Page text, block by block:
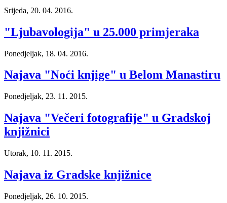
Srijeda, 20. 04. 2016.
"Ljubavologija" u 25.000 primjeraka
Ponedjeljak, 18. 04. 2016.
Najava "Noći knjige" u Belom Manastiru
Ponedjeljak, 23. 11. 2015.
Najava "Večeri fotografije" u Gradskoj
knjižnici
Utorak, 10. 11. 2015.
Najava iz Gradske knjižnice
Ponedjeljak, 26. 10. 2015.